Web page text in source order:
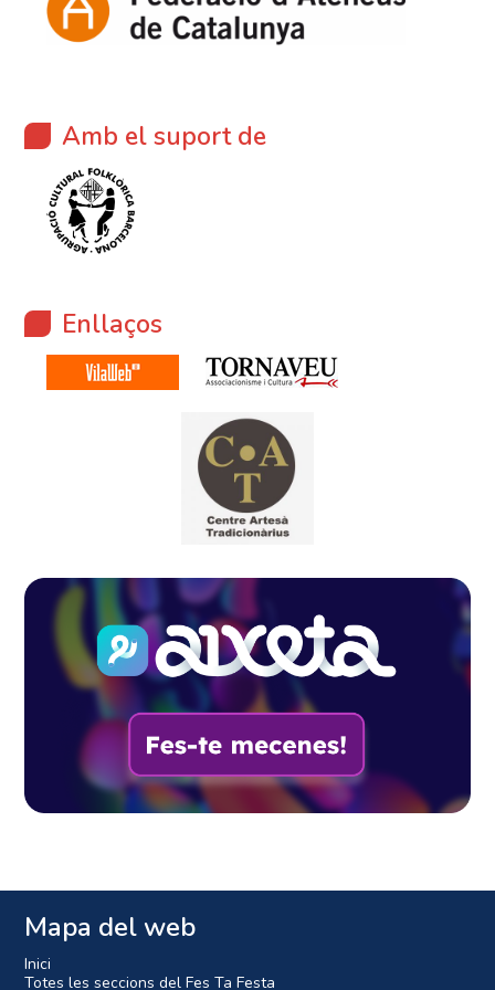
Amb el suport de
Enllaços
Mapa del web
Inici
Totes les seccions del Fes Ta Festa